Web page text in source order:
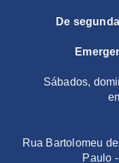
De
Sábados,
Rua Bartolomeu
Paulo